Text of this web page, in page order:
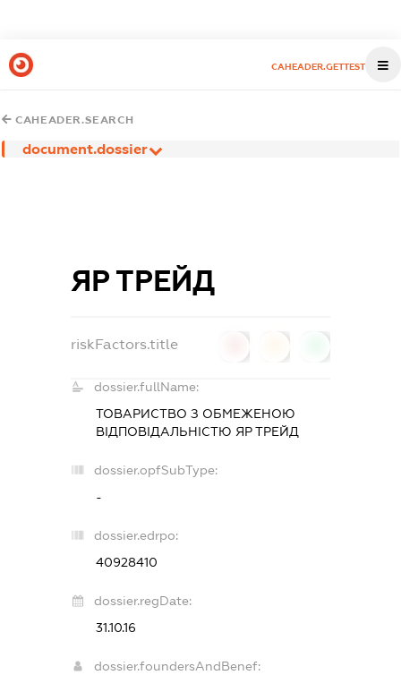
CAHEADER.GETTEST
CAHEADER.SEARCH
document.dossier
ЯР ТРЕЙД
riskFactors.title
dossier.fullName:
ТОВАРИСТВО З ОБМЕЖЕНОЮ
ВІДПОВІДАЛЬНІСТЮ ЯР ТРЕЙД
dossier.opfSubType:
-
dossier.edrpo:
40928410
dossier.regDate:
31.10.16
dossier.foundersAndBenef: